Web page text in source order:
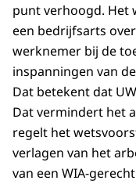
punt verhoogd. Het
een bedrijfsarts
werknemer bij de
inspanningen van
Dat betekent dat
Dat vermindert het
regelt het
verlagen van het
van een WIA-